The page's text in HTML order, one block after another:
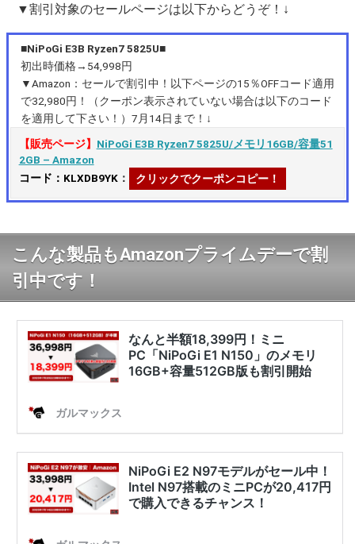
▼割引対象のセールページは以下からどうぞ！↓
■NiPoGi E3B Ryzen7 5825U■
初出時価格→54,998円
▼Amazon：セールで割引中！以下ページの15％OFFコード適用
で32,980円！（クーポン表示されていない場合は以下のコード
を適用して下さい！）7月14日まで！↓
【販売ページ】 NiPoGi E3B Ryzen7 5825U/メモリ16GB/容量51
2GB – Amazon
コード：KLXDB9YK： クリックでクーポンコピー！
こんな製品もAmazonプライムデーで割
引中です！